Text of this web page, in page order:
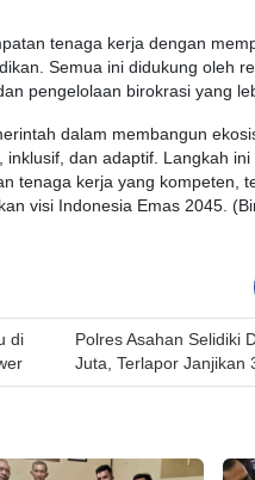
tenaga kerja dengan
Semua ini didukung oleh
pengelolaan birokrasi yang
dalam membangun
inklusif, dan adaptif. Langkah
tenaga kerja yang kompeten,
visi Indonesia Emas 2045.
di
Polres Asahan Selidiki
Juta, Terlapor Janjikan